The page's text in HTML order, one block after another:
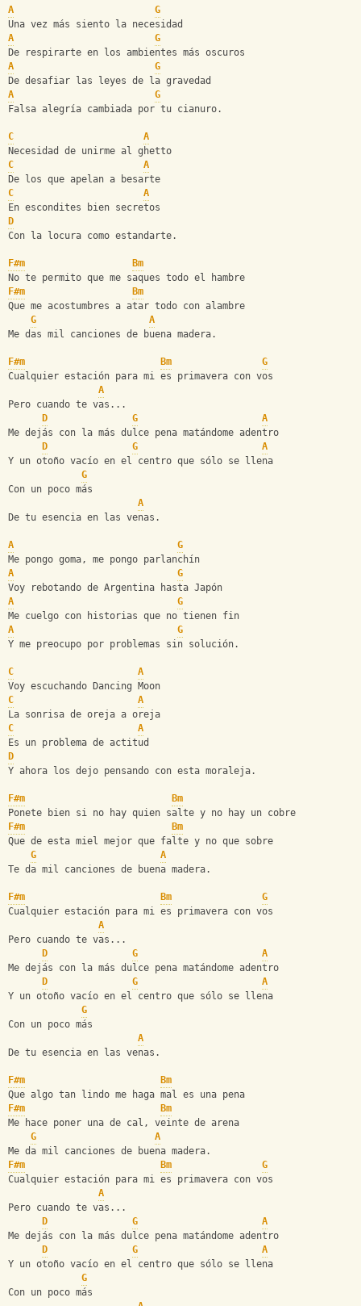
A
G
Una vez más siento la necesidad
A
G
De respirarte en los ambientes más oscuros
A
G
De desafiar las leyes de la gravedad
A
G
Falsa alegría cambiada por tu cianuro.
C
A
Necesidad de unirme al ghetto
C
A
De los que apelan a besarte
C
A
En escondites bien secretos
D
Con la locura como estandarte.
F#m
Bm
No te permito que me saques todo el hambre
F#m
Bm
Que me acostumbres a atar todo con alambre
G
A
Me das mil canciones de buena madera.
F#m Bm
G
Cualquier estación para mi es primavera con vos
A
Pero cuando te vas...
D
G
A
Me dejás con la más dulce pena matándome adentro
D
G
A
Y un otoño vacío en el centro que sólo se llena
G
Con un poco más
A
De tu esencia en las venas.
A
G
Me pongo goma, me pongo parlanchín
A
G
Voy rebotando de Argentina hasta Japón
A
G
Me cuelgo con historias que no tienen fin
A
G
Y me preocupo por problemas sin solución.
C
A
Voy escuchando Dancing Moon
C
A
La sonrisa de oreja a oreja
C
A
Es un problema de actitud
D
Y ahora los dejo pensando con esta moraleja.
F#m
Bm
Ponete bien si no hay quien salte y no hay un cobre
F#m
Bm
Que de esta miel mejor que falte y no que sobre
G
A
Te da mil canciones de buena madera.
F#m Bm
G
Cualquier estación para mi es primavera con vos
A
Pero cuando te vas...
D
G
A
Me dejás con la más dulce pena matándome adentro
D
G
A
Y un otoño vacío en el centro que sólo se llena
G
Con un poco más
A
De tu esencia en las venas.
F#m
Bm
Que algo tan lindo me haga mal es una pena
F#m
Bm
Me hace poner una de cal, veinte de arena
G
A
Me da mil canciones de buena madera.
F#m
Bm
G
Cualquier estación para mi es primavera con vos
A
Pero cuando te vas...
D
G
A
Me dejás con la más dulce pena matándome adentro
D
G
A
Y un otoño vacío en el centro que sólo se llena
G
Con un poco más